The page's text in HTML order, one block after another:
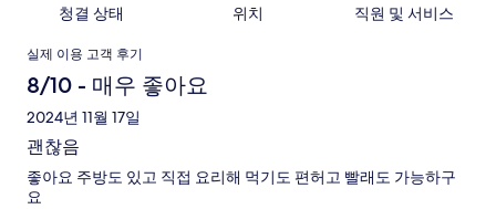
청결 상태 위치 직원 및 서비스
이
용
후
기
실제 이용 고객 후기
8/10 - 매우 좋아요
2024년 11월 17일
괜찮음
좋아요 주방도 있고 직접 요리해 먹기도 편허고 빨래도 가능하구
요